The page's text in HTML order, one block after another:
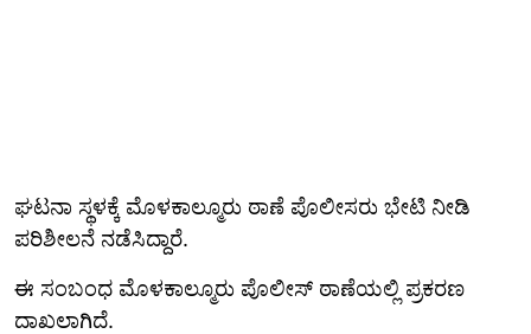
ಘಟನಾ ಸ್ಥಳಕ್ಕೆ ಮೊಳಕಾಲ್ಮೂರು ಠಾಣೆ ಪೊಲೀಸರು ಭೇಟಿ ನೀಡಿ
ಪರಿಶೀಲನೆ ನಡೆಸಿದ್ದಾರೆ.
ಈ ಸಂಬಂಧ ಮೊಳಕಾಲ್ಮೂರು ಪೊಲೀಸ್ ಠಾಣೆಯಲ್ಲಿ ಪ್ರಕರಣ
ದಾಖಲಾಗಿದೆ.